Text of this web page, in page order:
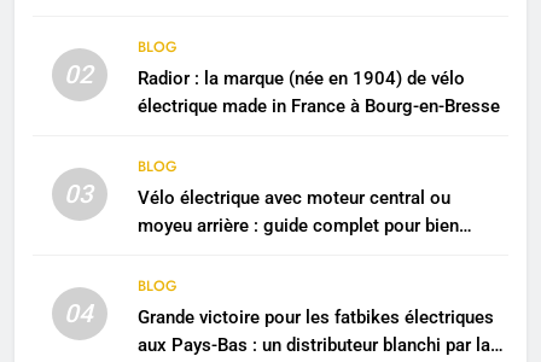
02
BLOG
Radior : la marque (née en 1904) de vélo
électrique made in France à Bourg-en-Bresse
03
BLOG
Vélo électrique avec moteur central ou
moyeu arrière : guide complet pour bien
04
BLOG
Grande victoire pour les fatbikes électriques
aux Pays-Bas : un distributeur blanchi par la